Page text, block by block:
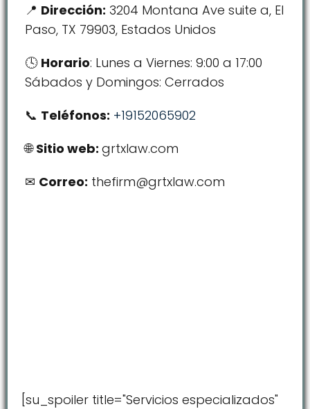
Dirección: 3204 Montana Ave suite a, El
Paso, TX 79903, Estados Unidos
Horario: Lunes a Viernes: 9:00 a 17:00
Sábados y Domingos: Cerrados
Teléfonos: +19152065902
Sitio web:grtxlaw.com
Correo: thefirm@grtxlaw.com
[su_spoiler title="Servicios especializados"